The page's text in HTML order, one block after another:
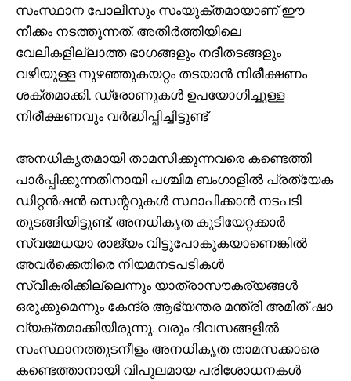
സംസ്ഥാന പോലീസും സംയുക്തമായാണ് ഈ
നീക്കം നടത്തുന്നത്. അതിർത്തിയിലെ
വേലികളില്ലാത്ത ഭാഗങ്ങളും നദീതടങ്ങളും
വഴിയുള്ള നുഴഞ്ഞുകയറ്റം തടയാൻ നിരീക്ഷണം
ശക്തമാക്കി. ഡ്രോണുകൾ ഉപയോഗിച്ചുള്ള
നിരീക്ഷണവും വർദ്ധിപ്പിച്ചിട്ടുണ്ട്
അനധികൃതമായി താമസിക്കുന്നവരെ കണ്ടെത്തി
പാർപ്പിക്കുന്നതിനായി പശ്ചിമ ബംഗാളിൽ പ്രത്യേക
ഡിറ്റൻഷൻ സെന്ററുകൾ സ്ഥാപിക്കാൻ നടപടി
തുടങ്ങിയിട്ടുണ്ട്. അനധികൃത കുടിയേറ്റക്കാർ
സ്വമേധയാ രാജ്യം വിട്ടുപോകുകയാണെങ്കിൽ
അവർക്കെതിരെ നിയമനടപടികൾ
സ്വീകരിക്കില്ലെന്നും യാത്രാസൗകര്യങ്ങൾ
ഒരുക്കുമെന്നും കേന്ദ്ര ആഭ്യന്തര മന്ത്രി അമിത് ഷാ
വ്യക്തമാക്കിയിരുന്നു. വരും ദിവസങ്ങളിൽ
സംസ്ഥാനത്തുടനീളം അനധികൃത താമസക്കാരെ
കണ്ടെത്താനായി വിപുലമായ പരിശോധനകൾ